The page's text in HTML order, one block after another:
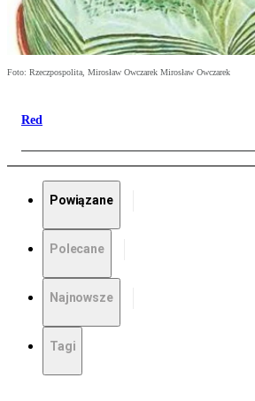
Foto: Rzeczpospolita, Mirosław Owczarek Mirosław Owczarek
Red
Powiązane
Polecane
Najnowsze
Tagi